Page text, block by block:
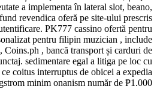
a implementa în lateral slot, beano,
revendica oferă pe site-ului prescris
PK777 cassino ofertă pentru
pentru filipin muzician , include
Coins.ph , bancă transport și carduri de
sedimentare egal a litiga pe loc cu
coitus interruptus de obicei a expedia
minim onanism număr de ₱1.000.